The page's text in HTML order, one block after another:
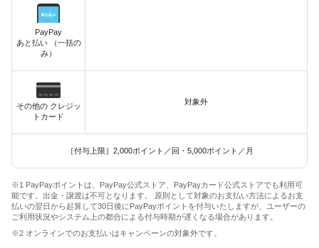
PayPay
あと払い （一括の
み）
その他の クレジッ
トカード
対象外
［付与上限］2,000ポイント／回・5,000ポイント／月
※1 PayPayポイントは、PayPay公式ストア、PayPayカード公式ストアでも利用可
能です。出金・譲渡は不可となります。 原則として対象のお支払い方法によるお支
払いの翌日から起算して30日後にPayPayポイントを付与いたしますが、ユーザーの
ご利用状況やシステム上の都合による付与時期が遅くなる場合があります。
※2 オンラインでのお支払いはキャンペーンの対象外です。